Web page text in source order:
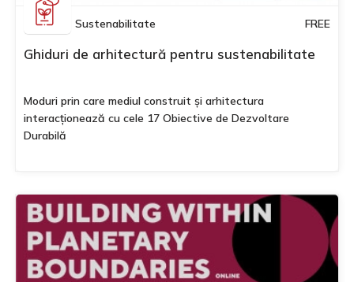
Sustenabilitate FREE
Ghiduri de arhitectură pentru sustenabilitate
Moduri prin care mediul construit și arhitectura
interacționează cu cele 17 Obiective de Dezvoltare
Durabilă